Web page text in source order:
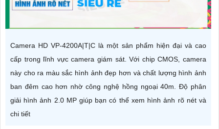
Camera HD VP-4200A|T|C là một sản phẩm hiện đại và cao
cấp trong lĩnh vực camera giám sát. Với chip CMOS, camera
này cho ra màu sắc hình ảnh đẹp hơn và chất lượng hình ảnh
ban đêm cao hơn nhờ công nghệ hồng ngoại 40m. Độ phân
giải hình ảnh 2.0 MP giúp bạn có thể xem hình ảnh rõ nét và
chi tiết